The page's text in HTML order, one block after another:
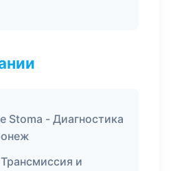
Stoma - Диагностика
и